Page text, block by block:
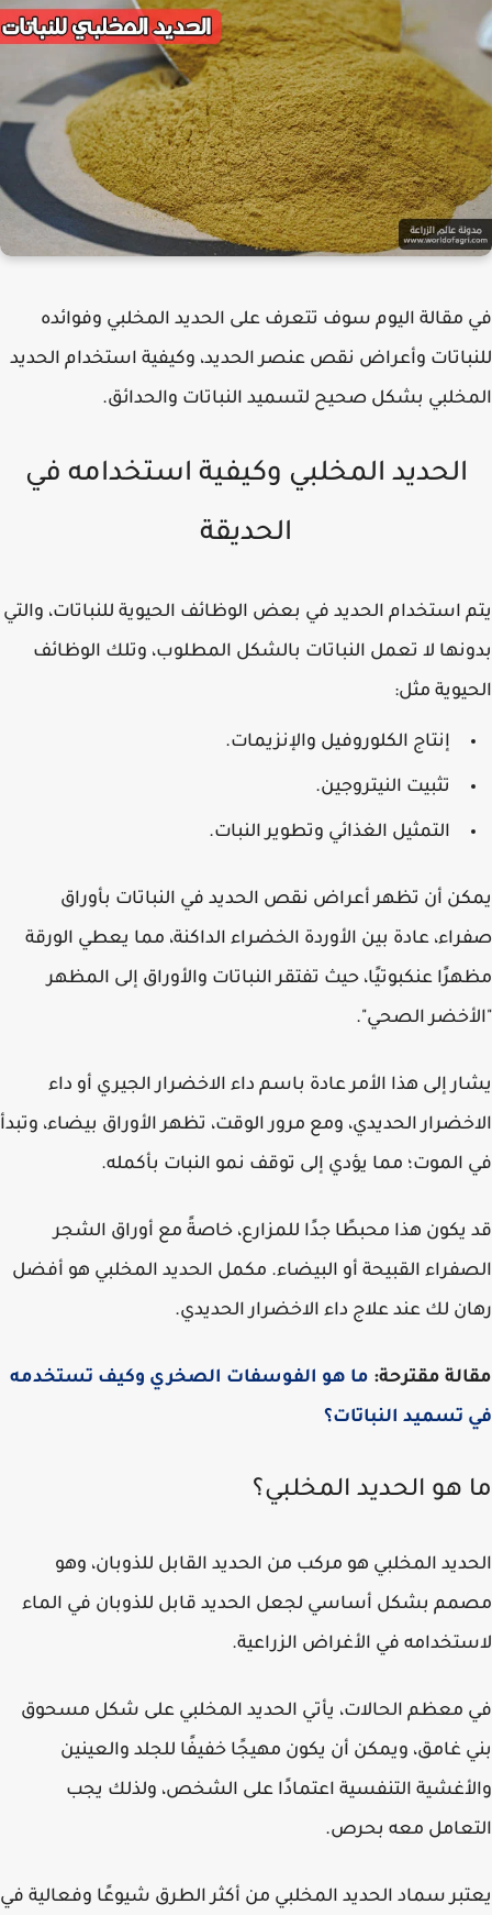
مقالة اليوم سوف تتعرف على الحديد المخلبي وفوائده
وأعراض نقص عنصر الحديد، وكيفية استخدام الحديد
بشكل صحيح لتسميد النباتات والحدائق.
الحديد المخلبي وكيفية استخدامه في
الحديقة
استخدام الحديد في بعض الوظائف الحيوية للنباتات، والتي
لا تعمل النباتات بالشكل المطلوب، وتلك الوظائف
مثل:
إنتاج الكلوروفيل والإنزيمات.
تثبيت النيتروجين.
التمثيل الغذائي وتطوير النبات.
أن تظهر أعراض نقص الحديد في النباتات بأوراق
عادة بين الأوردة الخضراء الداكنة، مما يعطي الورقة
عنكبوتيًا، حيث تفتقر النباتات والأوراق إلى المظهر
الصحي".
إلى هذا الأمر عادة باسم داء الاخضرار الجيري أو داء
الحديدي، ومع مرور الوقت، تظهر الأوراق بيضاء، وتبدأ
الموت؛ مما يؤدي إلى توقف نمو النبات بأكمله.
يكون هذا محبطًا جدًا للمزارع، خاصةً مع أوراق الشجر
القبيحة أو البيضاء. مكمل الحديد المخلبي هو أفضل
لك عند علاج داء الاخضرار الحديدي.
مقترحة: ما هو الفوسفات الصخري وكيف تستخدمه
تسميد النباتات؟
هو الحديد المخلبي؟
المخلبي هو مركب من الحديد القابل للذوبان، وهو
بشكل أساسي لجعل الحديد قابل للذوبان في الماء
في الأغراض الزراعية.
معظم الحالات، يأتي الحديد المخلبي على شكل مسحوق
غامق، ويمكن أن يكون مهيجًا خفيفًا للجلد والعينين
التنفسية اعتمادًا على الشخص، ولذلك يجب
معه بحرص.
سماد الحديد المخلبي من أكثر الطرق شيوعًا وفعالية في